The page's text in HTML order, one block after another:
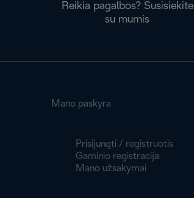
Reikia pagalbos? Susisiekite
su mumis
Mano paskyra
Prisijungti / registruotis
Gaminio registracija
Mano užsakymai